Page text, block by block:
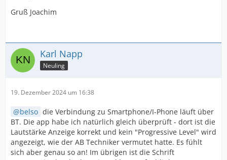
Gruß Joachim
Karl Napp
Neuling
19. Dezember 2024 um 16:38
belso die Verbindung zu Smartphone/I-Phone läuft über
BT. Die app habe ich natürlich gleich überprüft - dort ist die
Lautstärke Anzeige korrekt und kein "Progressive Level" wird
angezeigt, wie der AB Techniker vermutet hatte. Es fühlt
sich aber genau so an! Im übrigen ist die Schrift